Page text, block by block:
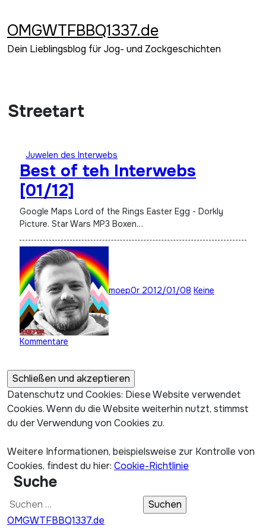
springen
OMGWTFBBQ1337.de
Dein Lieblingsblog für Jog- und Zockgeschichten
Streetart
Juwelen des Interwebs
Best of teh Interwebs
[01/12]
Google Maps Lord of the Rings Easter Egg - Dorkly
Picture. Star Wars MP3 Boxen…
moep0r 2012/01/08 Keine
Kommentare
Datenschutz und Cookies: Diese Website verwendet
Cookies. Wenn du die Website weiterhin nutzt, stimmst
du der Verwendung von Cookies zu.
Weitere Informationen, beispielsweise zur Kontrolle von
Cookies, findest du hier: Cookie-Richtlinie
Suche
Suchen
nach:
OMGWTFBBQ1337.de